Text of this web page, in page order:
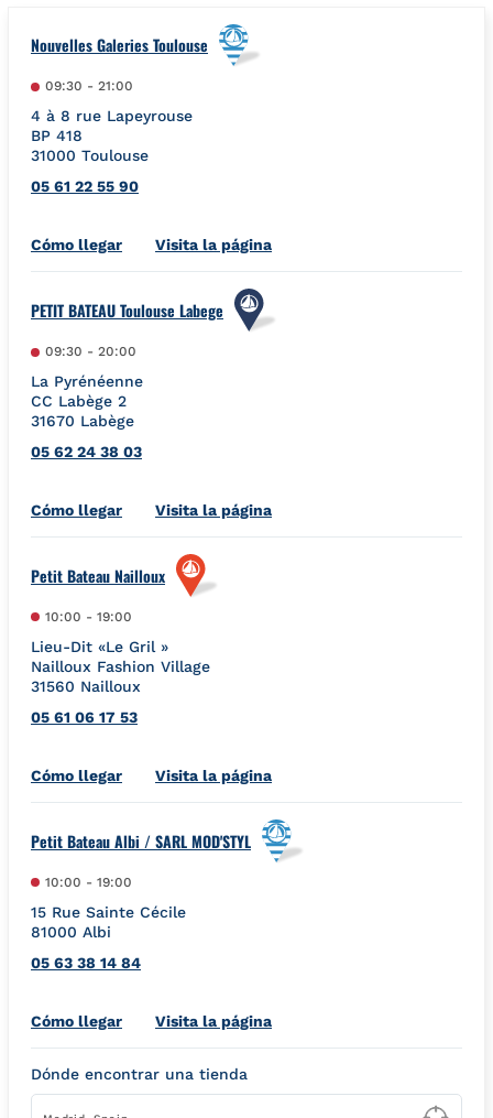
Nouvelles Galeries Toulouse
09:30 - 21:00
4 à 8 rue Lapeyrouse
BP 418
31000 Toulouse
05 61 22 55 90
Cómo llegarLink Opens in New Tab
Visita la página
PETIT BATEAU Toulouse Labege
09:30 - 20:00
La Pyrénéenne
CC Labège 2
31670 Labège
05 62 24 38 03
Cómo llegarLink Opens in New Tab
Visita la página
Petit Bateau Nailloux
10:00 - 19:00
Lieu-Dit «Le Gril »
Nailloux Fashion Village
31560 Nailloux
05 61 06 17 53
Cómo llegarLink Opens in New Tab
Visita la página
Petit Bateau Albi / SARL MOD'STYL
10:00 - 19:00
15 Rue Sainte Cécile
81000 Albi
05 63 38 14 84
Cómo llegarLink Opens in New Tab
Visita la página
Dónde encontrar una tienda